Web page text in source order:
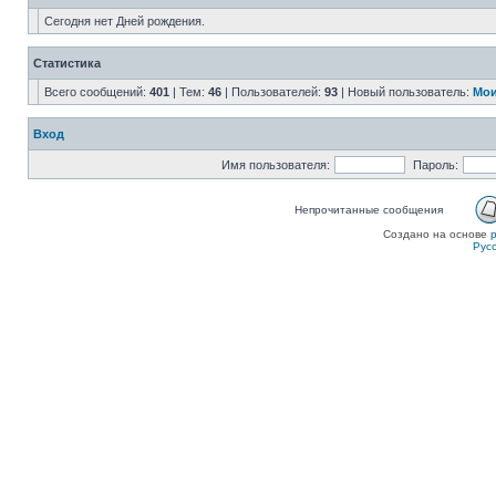
Сегодня нет Дней рождения.
Статистика
Всего сообщений: 401 | Тем: 46 | Пользователей: 93 | Новый пользователь:
Вход
Имя пользователя: Пароль:
Непрочитанные сообщения
Создано на основе